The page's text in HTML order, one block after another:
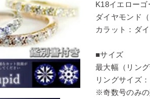
K18イエローゴ
ダイヤモンド
カラット：ダ
■サイズ
最大幅（リン
リングサイズ
※奇数号のみ